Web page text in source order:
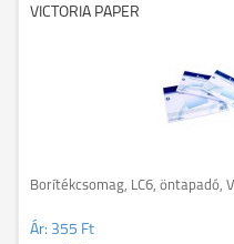
VICTORIA PAPER
Borítékcsomag, LC6, öntapadó,
Ár: 355 Ft